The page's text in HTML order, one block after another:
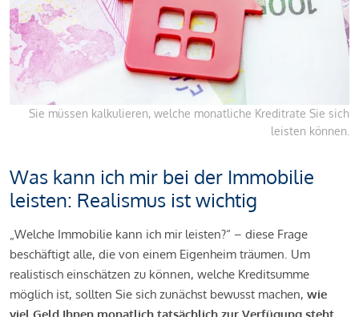
Sie müssen kalkulieren, welche monatliche Kreditrate Sie sich
leisten können.
Was kann ich mir bei der Immobilie
leisten: Realismus ist wichtig
„Welche Immobilie kann ich mir leisten?“ – diese Frage
beschäftigt alle, die von einem Eigenheim träumen. Um
realistisch einschätzen zu können, welche Kreditsumme
möglich ist, sollten Sie sich zunächst bewusst machen, wie